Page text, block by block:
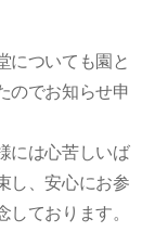
についても園と
のでお知らせ申
には心苦しいば
し、安心にお参
ております。